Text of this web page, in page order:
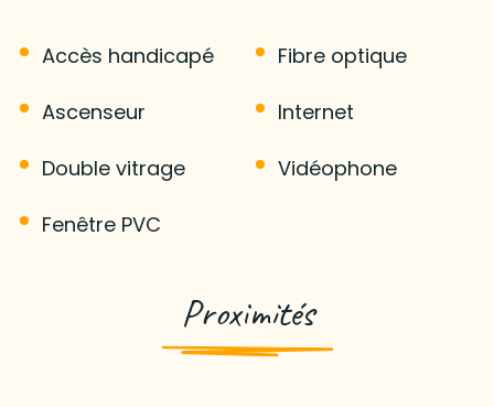
Accès handicapé
Ascenseur
Double vitrage
Fenêtre PVC
Fibre optique
Internet
Vidéophone
Proximités